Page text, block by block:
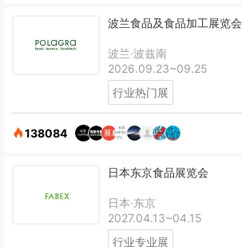
波兰食品及食品加工展览会
波兰·波兹南
2026.09.23~09.25
行业热门展
138084
日本东京食品展览会
日本·东京
2027.04.13~04.15
行业专业展